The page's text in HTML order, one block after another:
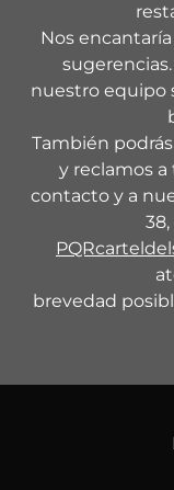
Nos
nuestro equipo
También
y reclamos a
contacto y a
brevedad